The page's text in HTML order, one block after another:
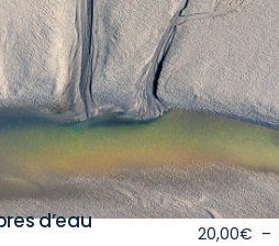
d’eau 20,00€ –